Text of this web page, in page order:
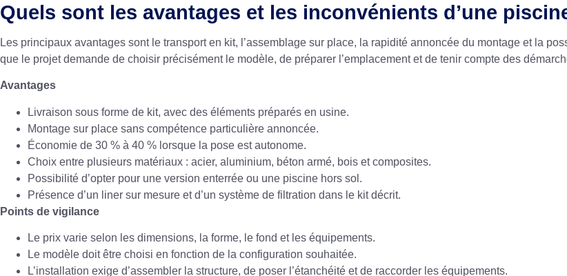
Quels sont les avantages et les inconvénients d’une
Les principaux avantages sont le transport en kit, l’assemblage sur place, la rapidité annoncée du montage et la
que le projet demande de choisir précisément le modèle, de préparer l’emplacement et de tenir compte des
Avantages
Livraison sous forme de kit, avec des éléments préparés en usine.
Montage sur place sans compétence particulière annoncée.
Économie de 30 % à 40 % lorsque la pose est autonome.
Choix entre plusieurs matériaux : acier, aluminium, béton armé, bois et composites.
Possibilité d’opter pour une version enterrée ou une piscine hors sol.
Présence d’un liner sur mesure et d’un système de filtration dans le kit décrit.
Points de vigilance
Le prix varie selon les dimensions, la forme, le fond et les équipements.
Le modèle doit être choisi en fonction de la configuration souhaitée.
L’installation exige d’assembler la structure, de poser l’étanchéité et de raccorder les équipements.